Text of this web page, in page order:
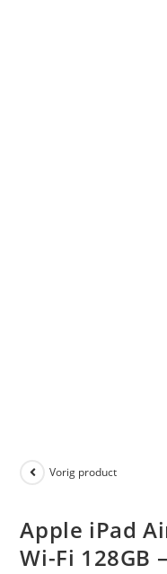
Vorig product
Apple iPad
Wi-Fi 128GB